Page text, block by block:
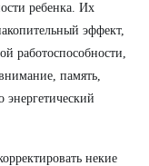
ребенка. Их
эффект,
работоспособности,
память,
некие